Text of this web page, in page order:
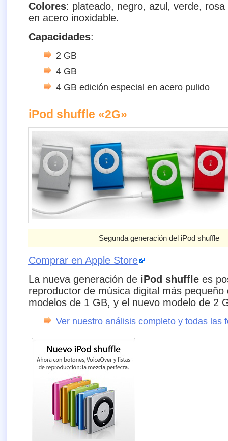
Colores: plateado, negro, azul, verde, rosa
en acero inoxidable.
Capacidades:
2 GB
4 GB
4 GB edición especial en acero pulido
iPod shuffle «2G»
Segunda generación del iPod shuffle
Comprar en Apple Store
La nueva generación de iPod shuffle es
reproductor de música digital más pequeño
modelos de 1 GB, y el nuevo modelo de 2
Ver nuestro análisis completo y todas las